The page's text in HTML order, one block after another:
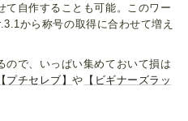
て自作することも可能。このワー
から称号の取得に合わせて増え
ので、いっぱい集めておいて損は
【プチセレブ】や 【ビギナーズラッ